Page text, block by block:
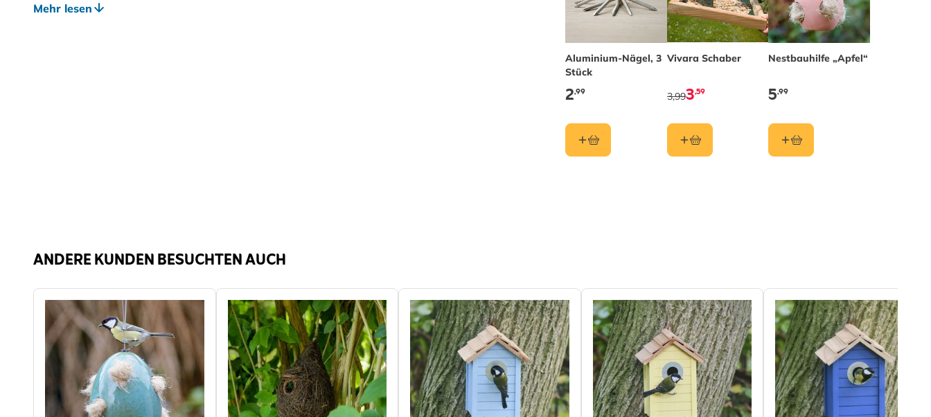
Aluminium-Nägel, 3
Stück
2,99
Vivara Schaber
3,59
3,99
Nestbauhilfe „Apfel“
5,99
Mehr lesen
ANDERE KUNDEN BESUCHTEN AUCH